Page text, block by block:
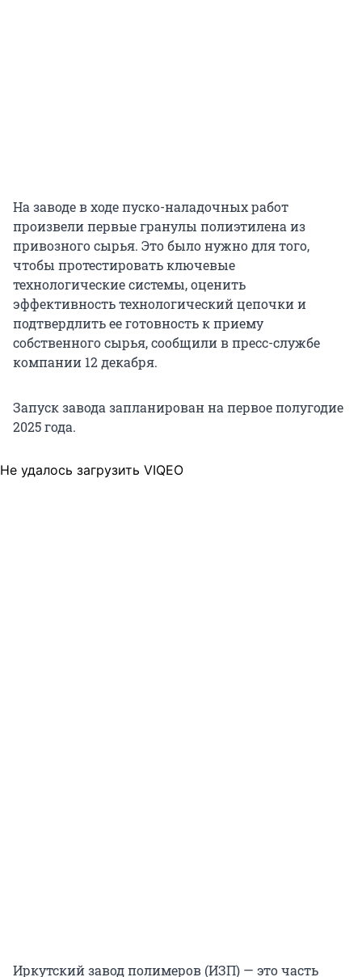
На заводе в ходе пуско-наладочных работ
произвели первые гранулы полиэтилена из
привозного сырья. Это было нужно для того,
чтобы протестировать ключевые
технологические системы, оценить
эффективность технологический цепочки и
подтвердлить ее готовность к приему
собственного сырья, сообщили в пресс-службе
компании 12 декабря.
Запуск завода запланирован на первое полугодие
2025 года.
Не удалось загрузить VIQEO
Иркутский завод полимеров (ИЗП) — это часть